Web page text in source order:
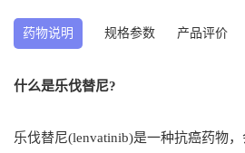
药物说明 规格参数 产品评价
什么是乐伐替尼?
乐伐替尼(lenvatinib)是一种抗癌药物